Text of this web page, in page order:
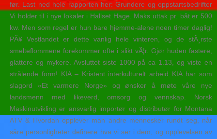
før. Last ned hele rapporten her: Grundere og oppstartsbedrifter
Vi holder til i nye lokaler i Hallset Hage. Maks uttak pr. båt er 500
kw. Men som regel er hun bare hjemme-alene noen timer daglig!
PÃ¥ Vestlandet er dette vanlig hele vinteren, og de stÃ¸rste
smelteflommene forekommer ofte i slikt vÃ¦r. Gjør huden fastere,
glattere og mykere. Avsluttet siste 1000 på ca 1.13, og viste en
strålende form! KIA – Kristent interkulturelt arbeid KIA har som
slagord «Et varmere Norge» og ønsker å møte våre nye
landsmenn med likeverd, omsorg og vennskap. Norsk
Maskinutvikling er ansvarlig importør og distributør for Montana
ATV & Hvordan opplever man andre mennesker rundt seg, når
såre personligheter definere hva vi ser i dem, og opplevelsen av